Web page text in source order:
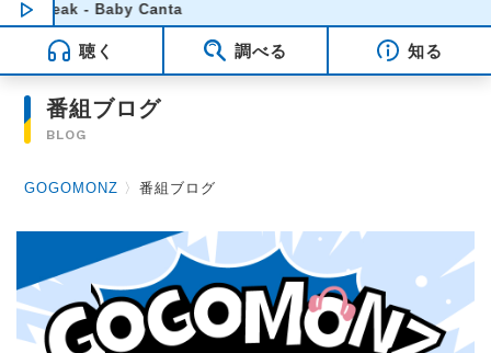
NOW PLAYING00:52
Weak - Baby Canta
聴く 調べる 知る
番組ブログ
BLOG
GOGOMONZ 〉番組ブログ